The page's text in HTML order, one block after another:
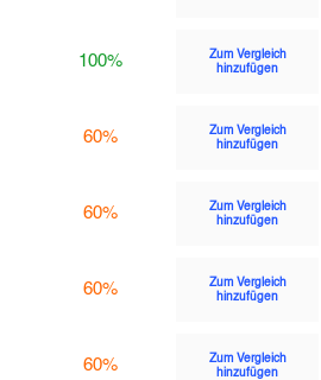
100%
Zum Vergleich
hinzufügen
60%
Zum Vergleich
hinzufügen
60%
Zum Vergleich
hinzufügen
60%
Zum Vergleich
hinzufügen
60%
Zum Vergleich
hinzufügen